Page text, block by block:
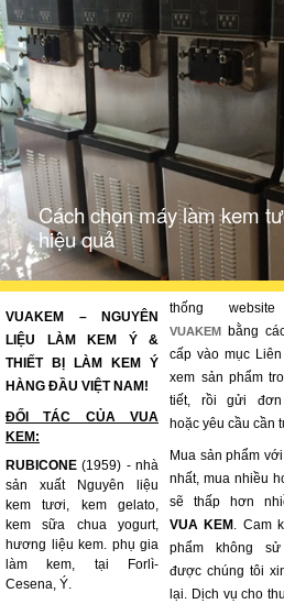
Cách chọn máy làm kem
hiệu quả
VUAKEM – NGUYÊN
LIỆU LÀM KEM Ý &
THIẾT BỊ LÀM KEM Ý
HÀNG ĐẦU VIỆT NAM!
ĐỐI TÁC CỦA VUA
KEM:
RUBICONE (1959) - nhà
sản xuất Nguyên liệu
kem tươi, kem gelato,
kem sữa chua yogurt,
hương liệu kem. phụ gia
làm kem, tại Forlì-
Cesena, Ý.
thống
VUAKEM
bằng
cấp vào mục
xem sản phẩm
tiết, rồi gửi đơn
hoặc yêu cầu cần
Mua sản phẩm
nhất, mua nhiều
sẽ thấp hơn
VUA KEM . Cam
phẩm không sử
được chúng tôi
lại. Dịch vụ cho